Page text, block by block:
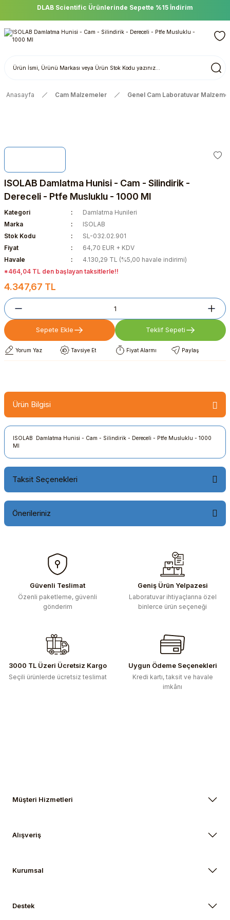
DLAB Scientific Ürünlerinde Sepette %15 İndirim
Anasayfa Cam Malzemeler Genel Cam Laboratuvar
ISOLAB Damlatma Hunisi - Cam - Silindirik -
Dereceli - Ptfe Musluklu - 1000 Ml
Kategori
Damlatma Hunileri
Marka
ISOLAB
Stok Kodu
SL-032.02.901
Fiyat
64,70 EUR + KDV
Havale
4.130,29 TL (%5,00 havale indirimi)
*464,04 TL den başlayan taksitlerle!!
4.347,67 TL
Sepete Ekle Teklif Sepeti
Yorum Yaz Tavsiye Et Fiyat Alarmı Paylaş
Ürün Bilgisi
ISOLAB Damlatma Hunisi - Cam - Silindirik - Dereceli - Ptfe Musluklu - 1000
Ml
Taksit Seçenekleri
Önerileriniz
konularda yetersiz gördüğünüz noktaları öneri formunu
kullanarak tarafımıza iletebilirsiniz.
Görüş ve önerileriniz için teşekkür ederiz.
Ürün resmi kalitesiz, bozuk veya görüntülenemiyor.
Ürün fiyatı diğer sitelerden daha pahalı.
Bu ürüne benzer farklı alternatifler olmalı.
Güvenli Teslimat
Özenli paketleme, güvenli
gönderim
Geniş Ürün Yelpazesi
Laboratuvar ihtiyaçlarına özel
binlerce ürün seçeneği
3000 TL Üzeri Ücretsiz Kargo
Seçili ürünlerde ücretsiz teslimat
Uygun Ödeme Seçenekleri
Kredi kartı, taksit ve havale
imkânı
Müşteri Hizmetleri
Alışveriş
Kurumsal
Destek